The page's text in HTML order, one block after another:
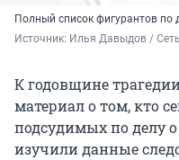
Полный список фигурантов
Источник: Илья Давыдов /
К годовщине
материал о том, кто
подсудимых по делу
изучили данные